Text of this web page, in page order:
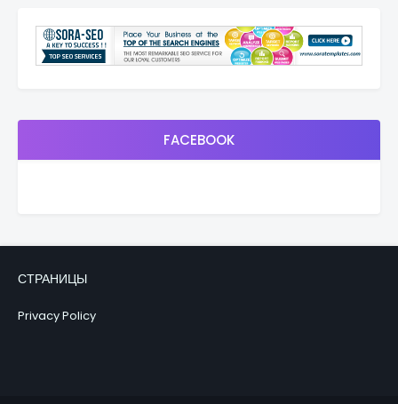
FACEBOOK
СТРАНИЦЫ
Privacy Policy